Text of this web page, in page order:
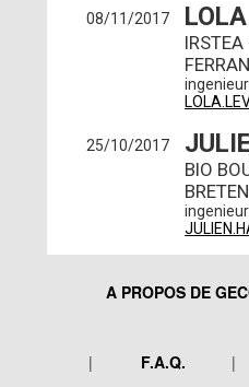
08/11/2017
25/10/2017
BIO
A PROPOS DE
F.A.Q.